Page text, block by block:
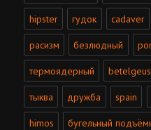
hipster гудок cadaver
расизм безлюдный
термоядерный
тыква дружба spain
himos бугельный